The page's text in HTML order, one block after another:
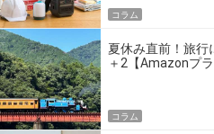
コラム
夏休み直前！旅行
＋2【Amazonプ
コラム